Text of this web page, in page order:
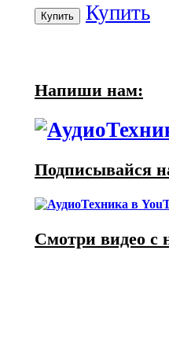
Купить
Напиши нам:
Подписывайся
Смотри видео с